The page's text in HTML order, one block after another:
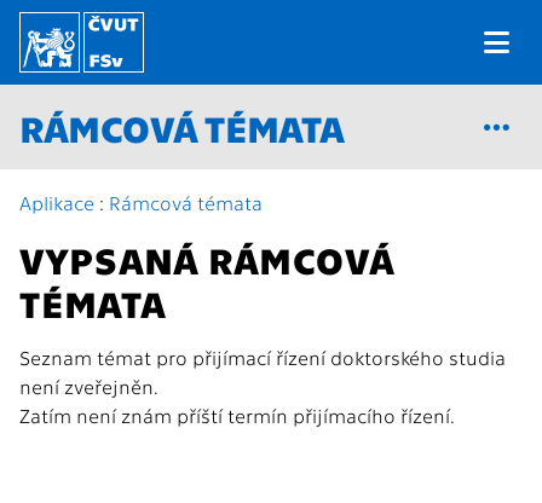
RÁMCOVÁ TÉMATA
Aplikace : Rámcová témata
VYPSANÁ RÁMCOVÁ
TÉMATA
Seznam témat pro přijímací řízení doktorského studia
není zveřejněn.
Zatím není znám příští termín přijímacího řízení.